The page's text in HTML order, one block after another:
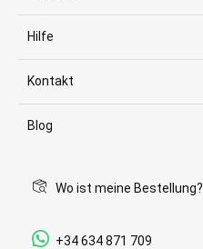
Hilfe
Kontakt
Blog
Wo ist meine Bestellung?
+34 634 871 709